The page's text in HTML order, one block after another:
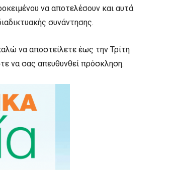
να αποτελέσουν και αυτά
συνάντησης.
να αποστείλετε έως την Τρίτη
να σας απευθυνθεί πρόσκληση.